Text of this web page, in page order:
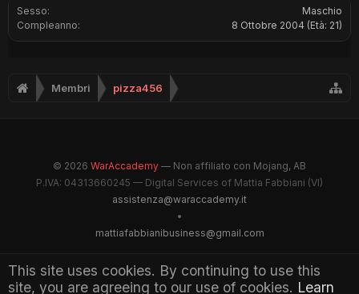
This site uses cookies. By continuing to use this
site, you are agreeing to our use of cookies. Learn
Sesso:
Maschio
Compleanno:
8 Ottobre 2004 (Età: 21)
Membri pizza456
© 2026 WarAccademy — Non affiliato con Mojang, AB
P.IVA: 04313660245 — Digital Services of Mattia Fabbiani (VI)
assistenza@waraccademy.it
•
mattiafabbianibusiness@gmail.com
@GhostFabbyz
Maintained by WarAccademy Administrators